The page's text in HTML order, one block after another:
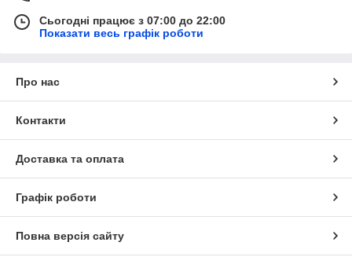
Сьогодні працює з 07:00 до 22:00
Показати весь графік роботи
Про нас
Контакти
Доставка та оплата
Графік роботи
Повна версія сайту